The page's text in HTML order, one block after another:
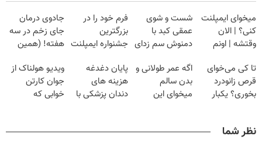
میخوای ایمپلنت
کنی؟ | الان
وقتشه | اونم
میلیون تومان!!!
شست و شوی
عمقی کبد با
دمنوش سم زدای
فرم خود را در
بزرگترین
جشنواره ایمپلنت
فقط ۲۵ میلیون
جادوی درمان
جای زخم در سه
هفته! (همین
صحبت کنید)
تا کی می‌خوای
قرص زانودرد
بخوری؟ یکبار
اگه عمر طولانی و
بدن سالم
میخوای این
پایان دغدغه
هزینه های
دندان پزشکی با
ویدیو هولناک از
جوان کارتن
خوابی که
نظر شما